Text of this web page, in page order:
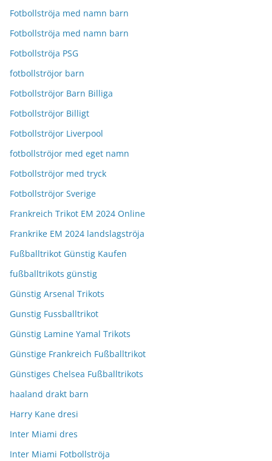
Fotbollströja med namn barn
Fotbollströja med namn barn
Fotbollströja PSG
fotbollströjor barn
Fotbollströjor Barn Billiga
Fotbollströjor Billigt
Fotbollströjor Liverpool
fotbollströjor med eget namn
Fotbollströjor med tryck
Fotbollströjor Sverige
Frankreich Trikot EM 2024 Online
Frankrike EM 2024 landslagströja
Fußballtrikot Günstig Kaufen
fußballtrikots günstig
Günstig Arsenal Trikots
Gunstig Fussballtrikot
Günstig Lamine Yamal Trikots
Günstige Frankreich Fußballtrikot
Günstiges Chelsea Fußballtrikots
haaland drakt barn
Harry Kane dresi
Inter Miami dres
Inter Miami Fotbollströja